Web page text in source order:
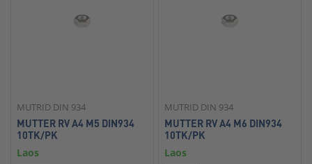
MUTRID DIN 934
MUTTER RV A4 M5 DIN934
10TK/PK
Laos
MUTRID DIN 934
MUTTER RV A4 M6 DIN934
10TK/PK
Laos